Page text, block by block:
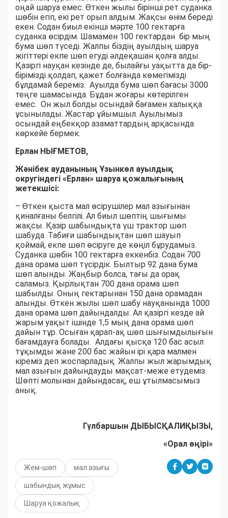
оңай шаруа емес. Өткен жылы бірінші рет суданка
шөбін егіп, екі рет орып алдым. Жақсы өнім береді
екен. Содан биыл екінші мәрте 100 гектарға
суданка өсірдім. Шамамен 100 гектардан бір мың
бума шөп түседі. Жалпы біздің ауылдың шаруа
жігіттері екпе шөп егуді әлдеқашан қолға алды.
Қазіргі науқан кезінде де, былайғы уақытта да бір-
бірімізді қолдап, қажет болғанда көмегімізді
бұлдамай береміз. Ауылда бума шөп бағасы 3000
теңге шамасында. Бұдан жоғары көтерілген
емес. Он жыл болды осындай бағамен халыққа
ұсынылады. Жастар ұйымшыл. Ауылымыз
осындай еңбекқор азаматтардың арқасында
көркейе бермек.
Ерлан НЫҒМЕТОВ,
Жәнібек ауданының Ұзынкөл ауылдық
округіндегі «Ерлан» шаруа қожалығының
жетекшісі:
– Өткен қыста мал өсірушілер мал азығынан
қиналғаны белгілі. Ал биыл шөптің шығымы
жақсы. Қазір шабындықта үш трактор шөп
шабуда. Табиғи шабындықтан шөп шауып
қоймай, екпе шөп өсіруге де көңіл бұрудамыз.
Суданка шөбін 100 гектарға еккенбіз. Содан 700
дана орама шөп түсірдік. Былтыр 92 дана бума
шөп алынды. Жаңбыр болса, тағы да орақ
саламыз. Қырлықтан 700 дана орама шөп
шабылды. Оның гектарынан 150 дана орамадан
алынды. Өткен жылы шөп шабу науқанында 1000
дана орама шөп дайындалды. Ал қазіргі кезде ай
жарым уақыт ішінде 1,5 мың дана орама шөп
дайын тұр. Осыған қарап-ақ шөп шығымдылығын
бағамдауға болады. Алдағы қысқа 120 бас асыл
тұқымды және 200 бас жайын ірі қара малмен
кіреміз деп жоспарладық. Жалпы жыл жарымдық
мал азығын дайындауды мақсат-меже етудеміз.
Шөпті молынан дайындасақ, еш ұтылмасымыз
анық.
Гүлбаршын ДЫБЫСҚАЛИҚЫЗЫ,
«Орал өңірі»
Жем-шөп мал азығы
шабындық жұмыс
Шаруа қожалық